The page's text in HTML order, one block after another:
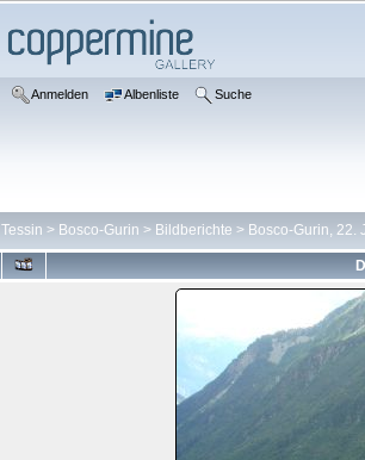
Anmelden Albenliste Suche
Tessin > Bosco-Gurin > Bildberichte > Bosco-Gurin, 22.